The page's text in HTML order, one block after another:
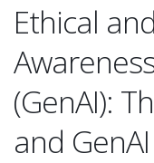
Ethical
(GenAI):
and